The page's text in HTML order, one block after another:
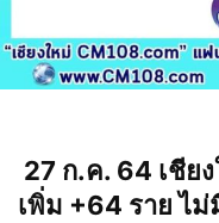
27 ก.ค. 64 เชีย
เพิ่ม +64 ราย ไม่